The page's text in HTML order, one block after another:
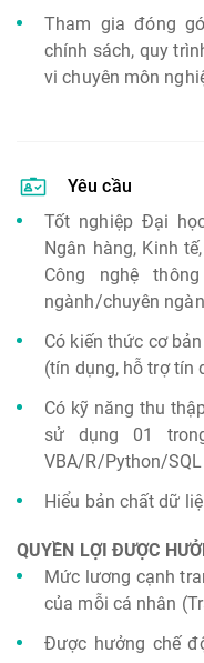
Tham gia đóng
chính sách, quy
vi chuyên môn
Yêu cầu
Tốt nghiệp Đại
Ngân hàng, Kinh
Công nghệ
ngành/chuyên
Có kiến thức cơ
(tín dụng, hỗ trợ tín
Có kỹ năng thu
sử dụng 01
VBA/R/Python/SQL
Hiểu bản chất dữ
QUYỀN LỢI ĐƯỢC
Mức lương cạnh
của mỗi cá nhân
Được hưởng chế